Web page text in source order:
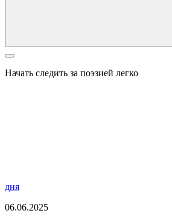
Начать следить за поэзией легко
дня
06.06.2025